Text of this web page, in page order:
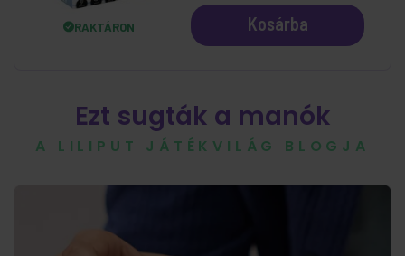
RAKTÁRON Kosárba
Ezt sugták a manók
A LILIPUT JÁTÉKVILÁG BLOGJA